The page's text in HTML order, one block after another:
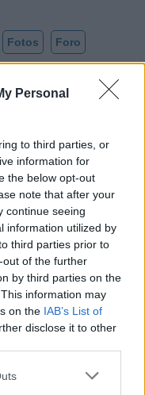
Personal
to third parties, or
information for
the below opt-out
note that after your
continue seeing
information utilized by
third parties prior to
of the further
by third parties on the
information may
on the IAB’s List of
disclose it to other
Fotos Foro
más apoyados